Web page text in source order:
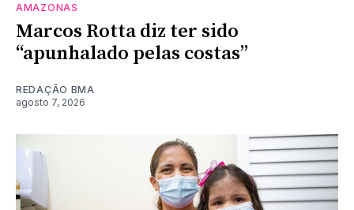
AMAZONAS
Marcos Rotta diz ter sido
“apunhalado pelas costas”
REDAÇÃO BMA
agosto 7, 2026